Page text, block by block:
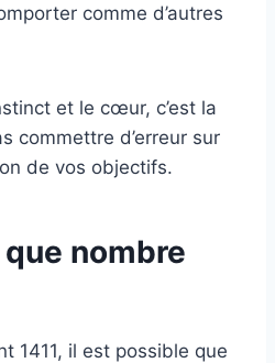
comme d’autres
et le cœur, c’est la
commettre d’erreur sur
de vos objectifs.
nombre
1411, il est possible que